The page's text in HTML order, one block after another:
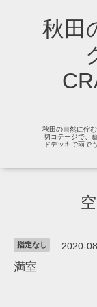
秋田
秋田の自然に佇
切コテージで、
ドデッキで雨で
指定なし 2020-
満室